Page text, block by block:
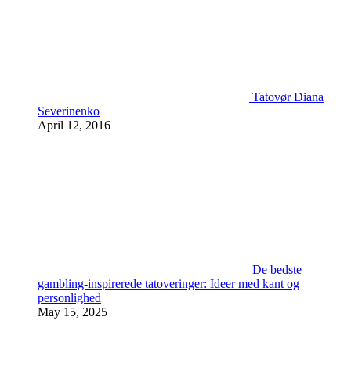
Tatovør Diana
Severinenko
April 12, 2016
De bedste
gambling-inspirerede tatoveringer: Ideer med kant og
personlighed
May 15, 2025